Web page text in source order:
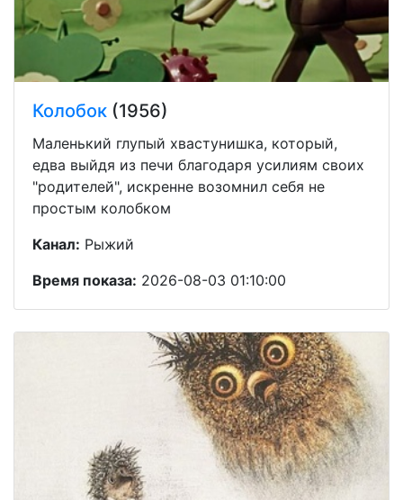
Колобок (1956)
Маленький глупый хвастунишка, который,
едва выйдя из печи благодаря усилиям своих
"родителей", искренне возомнил себя не
простым колобком
Канал: Рыжий
Время показа: 2026-08-03 01:10:00